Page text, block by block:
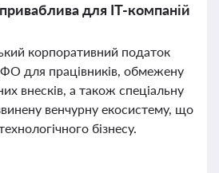
для ІТ-компаній
корпоративний податок
для працівників, обмежену
внесків, а також спеціальну
венчурну екосистему, що
бізнесу.